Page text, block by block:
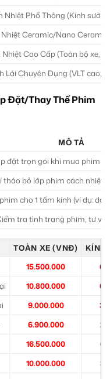
Nhiệt Phổ Thông (Kính sườn
Ceramic/Nano Ceramic
Cao Cấp (Toàn bộ xe,
Lái Chuyên Dụng (VLT cao,
Đặt/Thay Thế Phim
MÔ TẢ
đặt trọn gói khi mua phim
tháo bỏ lớp phim cách nhiệt
cho 1 tấm kính (ví dụ: do
tra tình trạng phim, tư
TOÀN XE (VNĐ) KÍNH
15.500.000
10.800.000
9.000.000
6.900.000
16.500.000
10.000.000